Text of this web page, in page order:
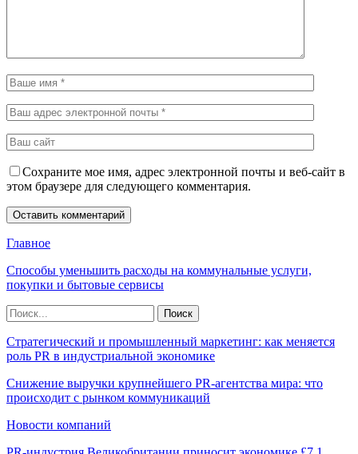
Сохраните мое имя, адрес электронной почты и веб-сайт в
этом браузере для следующего комментария.
Главное
Способы уменьшить расходы на коммунальные услуги,
покупки и бытовые сервисы
Стратегический и промышленный маркетинг: как меняется
роль PR в индустриальной экономике
Снижение выручки крупнейшего PR-агентства мира: что
происходит с рынком коммуникаций
Новости компаний